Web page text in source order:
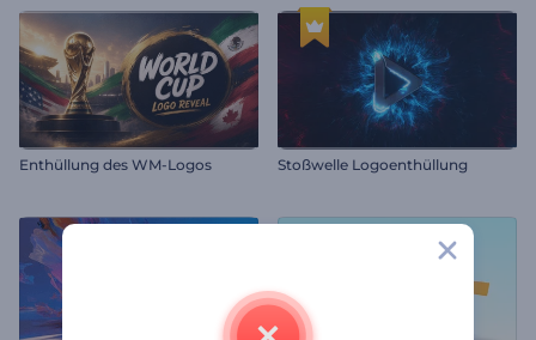
Enthüllung des WM-Logos Stoßwelle Logoenthüllung